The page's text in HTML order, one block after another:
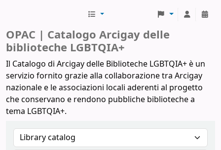
OPAC | Catalogo Arcigay delle
biblioteche LGBTQIA+
Il Catalogo di Arcigay delle Biblioteche LGBTQIA+ è un
servizio fornito grazie alla collaborazione tra Arcigay
nazionale e le associazioni locali aderenti al progetto
che conservano e rendono pubbliche biblioteche a
tema LGBTQIA+.